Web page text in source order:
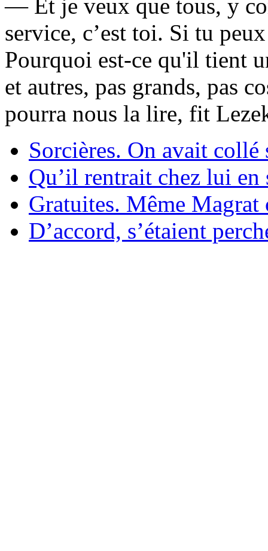
— Et je veux que tous, y
service, c’est toi. Si tu
Pourquoi est-ce qu'il tient
et autres, pas grands, pas
pourra nous la lire, fit
Sorcières. On avait collé
Qu’il rentrait chez lui en
Gratuites. Même Magrat
D’accord, s’étaient